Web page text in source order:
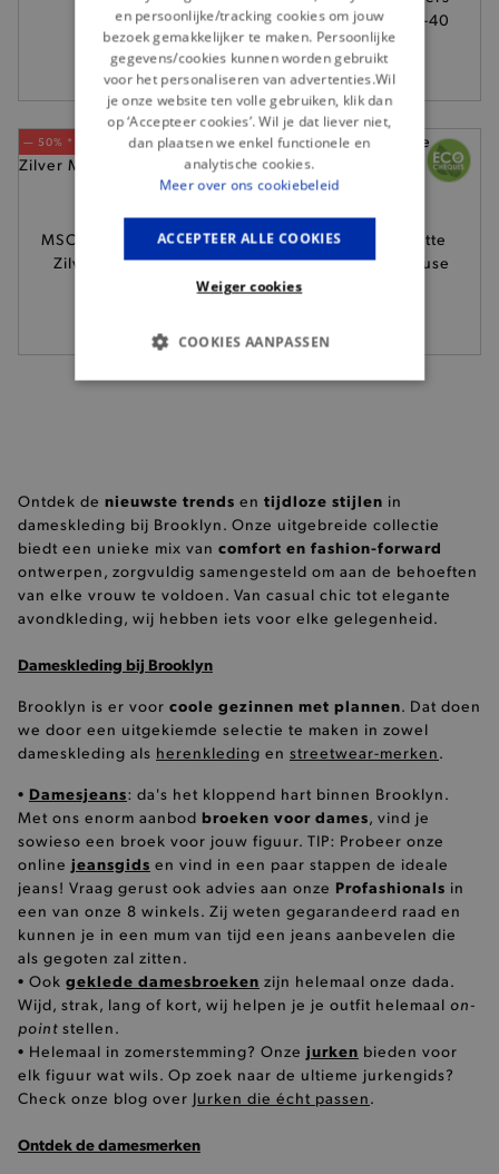
trenchcoat
219,95
sokken, maat: 36-40
11,95
— 50% *
MSCH COPENHAGEN -
Zilver Magnolia top
— 50% *
Thinking Mu - Witte
Flower Juana blouse
Ontdek de nieuwste trends en tijdloze stijlen in
dameskleding bij Brooklyn. Onze uitgebreide collectie
biedt een unieke mix van comfort en fashion-forward
ontwerpen, zorgvuldig samengesteld om aan de behoeften
van elke vrouw te voldoen. Van casual chic tot elegante
avondkleding, wij hebben iets voor elke gelegenheid.
Dameskleding bij Brooklyn
Brooklyn is er voor coole gezinnen met plannen. Dat doen
we door een uitgekiemde selectie te maken in zowel
dameskleding als herenkleding en streetwear-merken.
• Damesjeans: da's het kloppend hart binnen Brooklyn.
Met ons enorm aanbod broeken voor dames, vind je
sowieso een broek voor jouw figuur. TIP: Probeer onze
online jeansgids en vind in een paar stappen de ideale
jeans! Vraag gerust ook advies aan onze Profashionals in
een van onze 8 winkels. Zij weten gegarandeerd raad en
kunnen je in een mum van tijd een jeans aanbevelen die
als gegoten zal zitten.
• Ook geklede damesbroeken zijn helemaal onze dada.
Wijd, strak, lang of kort, wij helpen je je outfit helemaal on-
point stellen.
• Helemaal in zomerstemming? Onze jurken bieden voor
elk figuur wat wils. Op zoek naar de ultieme jurkengids?
Check onze blog over Jurken die écht passen.
Ontdek de damesmerken
en persoonlijke/tracking cookies om jouw
bezoek gemakkelijker te maken. Persoonlijke
gegevens/cookies kunnen worden gebruikt
voor het personaliseren van advertenties.Wil
je onze website ten volle gebruiken, klik dan
op ‘Accepteer cookies’. Wil je dat liever niet,
dan plaatsen we enkel functionele en
analytische cookies.
Meer over ons cookiebeleid
ACCEPTEER ALLE COOKIES
Weiger cookies
COOKIES AANPASSEN
BASIS COOKIES
TARGETING
FUNCTIONALITEIT
De strikt noodzakelijke cookies verbeteren jouw
smulervaring op de site en zorgen ervoor dat de
site op een correcte manier wordt verorberd. De
buikjes algemene bezoekersinformatie, maar
niet jouw identiteit.
Naam
Provider/Domein
product-added-modal
.brooklyn.be
selected-val .brooklyn.be